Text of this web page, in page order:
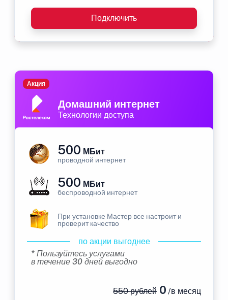
Подключить
Домашний интернет
Технологии доступа
Акция
500 МБит
проводной интернет
500 МБит
беспроводной интернет
При установке Мастер все настроит и
проверит качество
по акции выгоднее
* Пользуйтесь услугами
в течение 30 дней выгодно
550 рублей0 /в месяц